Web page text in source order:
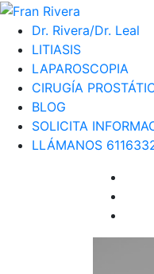
Dr. Rivera/Dr. Leal
LITIASIS
LAPAROSCOPIA
CIRUGÍA
BLOG
SOLICITA
LLÁMANOS